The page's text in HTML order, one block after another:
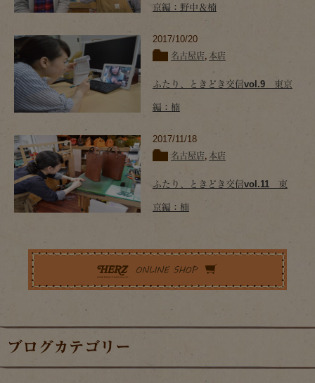
京編：野中＆楠
2017/10/20
名古屋店, 本店
ふたり、ときどき交信vol.9 東京
編：楠
2017/11/18
名古屋店, 本店
ふたり、ときどき交信vol.11 東
京編：楠
ブログカテゴリー